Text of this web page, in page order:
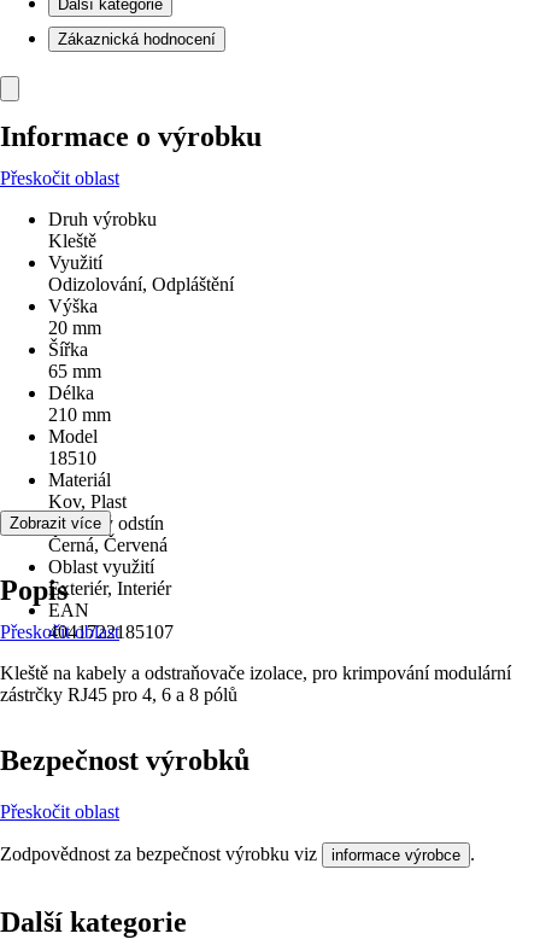
Další kategorie
Zákaznická hodnocení
Informace o výrobku
Přeskočit oblast
Druh výrobku
Kleště
Využití
Odizolování, Odpláštění
Výška
20 mm
Šířka
65 mm
Délka
210 mm
Model
18510
Materiál
Kov, Plast
Barevný odstín
Černá, Červená
Oblast využití
Exteriér, Interiér
EAN
4041722185107
Zobrazit více
Popis
Přeskočit oblast
Kleště na kabely a odstraňovače izolace, pro krimpování modulární
zástrčky RJ45 pro 4, 6 a 8 pólů
Bezpečnost výrobků
Přeskočit oblast
Zodpovědnost za bezpečnost výrobku viz informace výrobce .
Další kategorie